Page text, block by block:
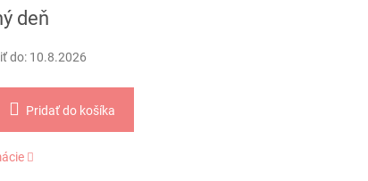
deň
do: 10.8.2026
Pridať do košíka